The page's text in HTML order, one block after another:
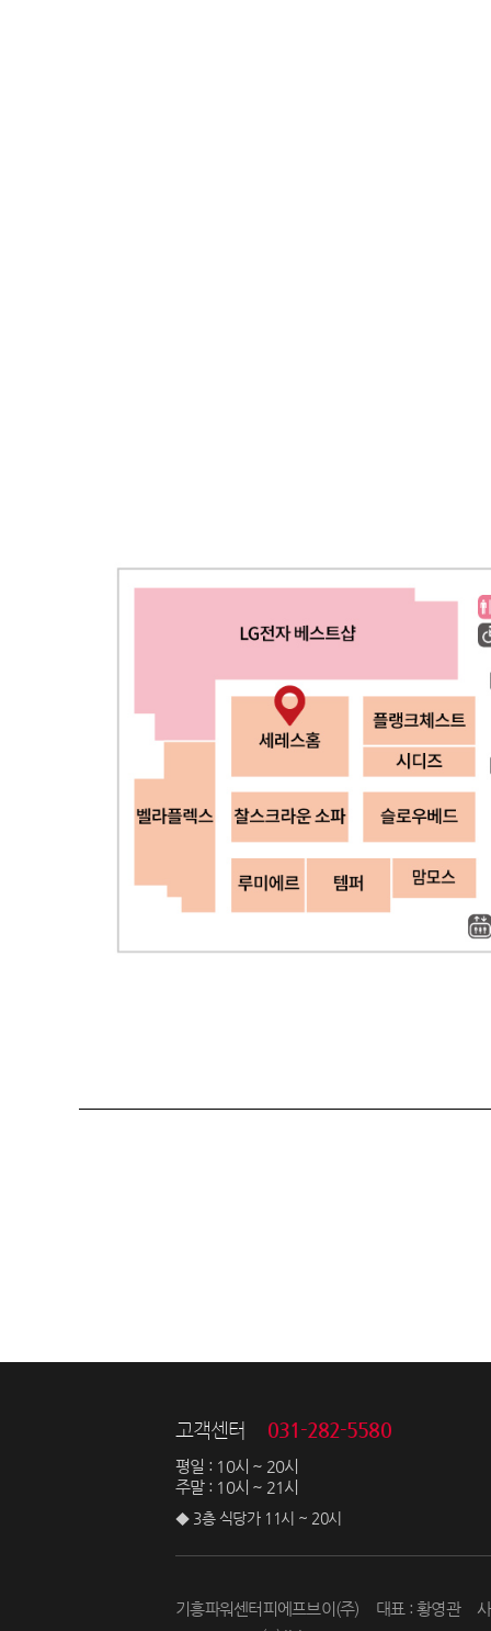
고객센터 031-282-5580
평일 : 10시 ~ 20시
주말 : 10시 ~ 21시
◆ 3층 식당가 11시 ~ 20시
기흥파워센터피에프브이(주) 대표 : 황영관